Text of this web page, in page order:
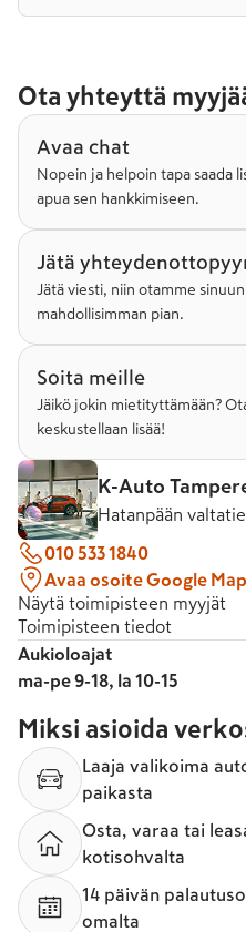
Ota yhteyttä
Avaa chat
Nopein ja helpoin tapa saada
apua sen hankkimiseen.
Jätä
Jätä viesti, niin otamme
mahdollisimman pian.
Soita meille
Jäikö jokin mietityttämään?
keskustellaan lisää!
K-Auto
Hatanpään
010 533 1840
Avaa osoite Google
Näytä toimipisteen myyjät
Toimipisteen tiedot
Aukioloajat
ma-pe 9-18, la 10-15
Miksi asioida
Laaja valikoima
paikasta
Osta, varaa tai
kotisohvalta
14 päivän
omalta